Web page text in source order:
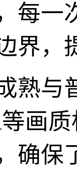
每一
界，
熟与
画
确保